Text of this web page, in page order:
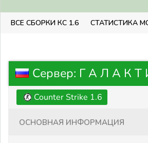
ВСЕ СБОРКИ КС 1.6 СТАТИСТИКА
Сервер: Г А Л А К
Counter Strike 1.6
Основная информация